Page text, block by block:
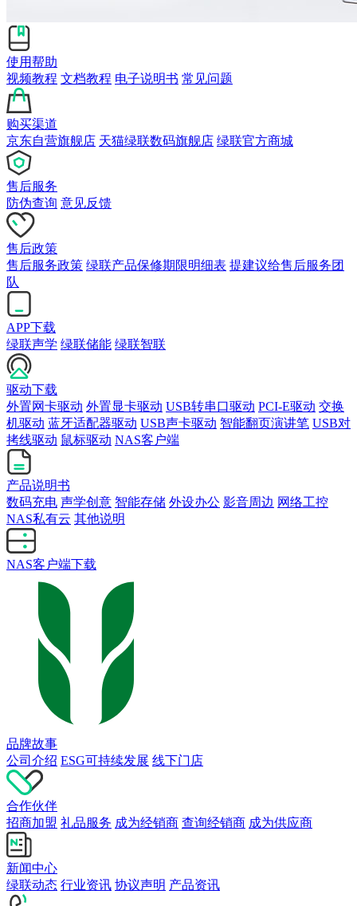
使用帮助
视频教程 文档教程 电子说明书 常见问题
购买渠道
京东自营旗舰店 天猫绿联数码旗舰店 绿联官方商城
售后服务
防伪查询 意见反馈
售后政策
售后服务政策 绿联产品保修期限明细表 提建议给售后服务团
队
APP下载
绿联声学 绿联储能 绿联智联
驱动下载
外置网卡驱动 外置显卡驱动 USB转串口驱动 PCI-E驱动 交换
机驱动 蓝牙适配器驱动 USB声卡驱动 智能翻页演讲笔 USB对
拷线驱动 鼠标驱动 NAS客户端
产品说明书
数码充电 声学创意 智能存储 外设办公 影音周边 网络工控
NAS私有云 其他说明
NAS客户端下载
品牌故事
公司介绍 ESG可持续发展 线下门店
合作伙伴
招商加盟 礼品服务 成为经销商 查询经销商 成为供应商
新闻中心
绿联动态 行业资讯 协议声明 产品资讯